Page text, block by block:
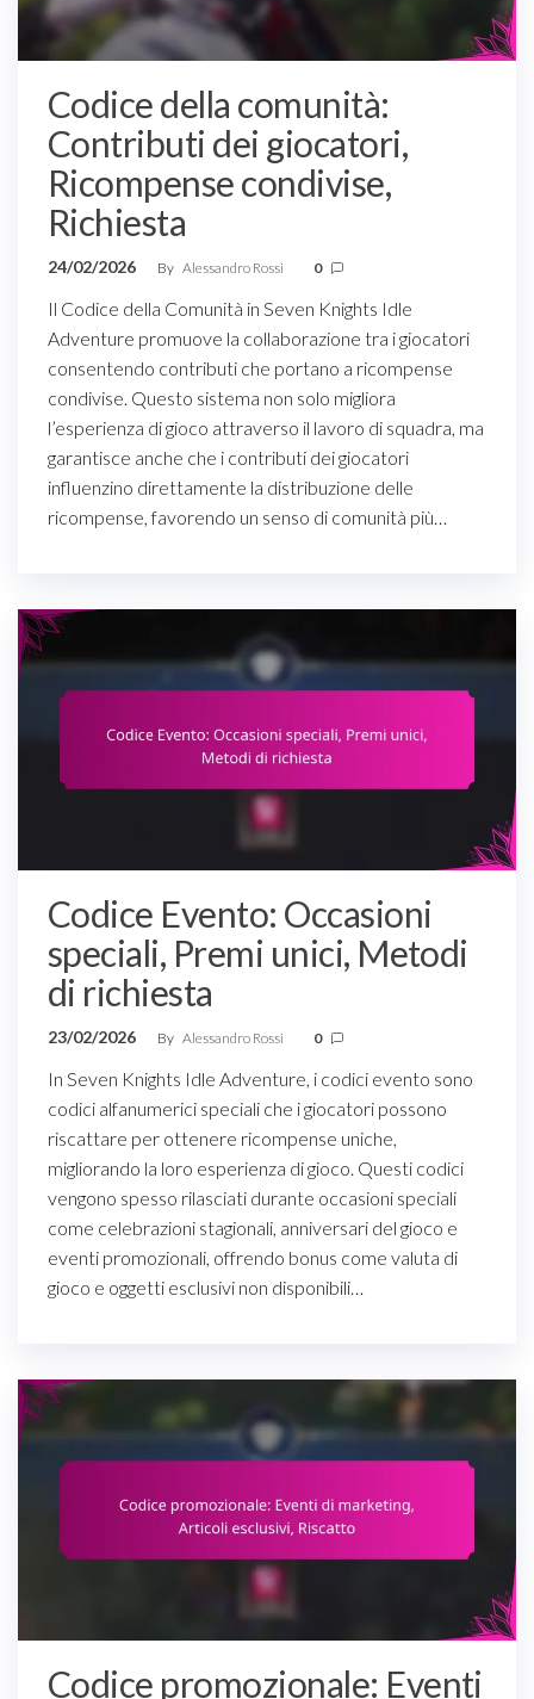
Codice della comunità:
Contributi dei giocatori,
Ricompense condivise,
Richiesta
24/02/2026 By Alessandro Rossi 0
Il Codice della Comunità in Seven Knights Idle
Adventure promuove la collaborazione tra i giocatori
consentendo contributi che portano a ricompense
condivise. Questo sistema non solo migliora
l’esperienza di gioco attraverso il lavoro di squadra, ma
garantisce anche che i contributi dei giocatori
influenzino direttamente la distribuzione delle
ricompense, favorendo un senso di comunità più…
Codice Evento: Occasioni
speciali, Premi unici, Metodi
di richiesta
23/02/2026 By Alessandro Rossi 0
In Seven Knights Idle Adventure, i codici evento sono
codici alfanumerici speciali che i giocatori possono
riscattare per ottenere ricompense uniche,
migliorando la loro esperienza di gioco. Questi codici
vengono spesso rilasciati durante occasioni speciali
come celebrazioni stagionali, anniversari del gioco e
eventi promozionali, offrendo bonus come valuta di
gioco e oggetti esclusivi non disponibili…
Codice promozionale: Eventi